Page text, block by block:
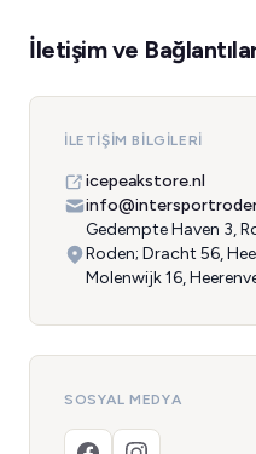
İletişim ve
İLETIŞIM BILGILERI
icepeakstore.nl
Gedempte Haven 3,
Roden; Dracht 56,
Molenwijk 16,
SOSYAL MEDYA